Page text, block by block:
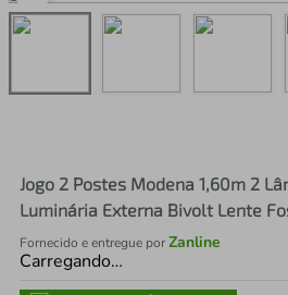
Jogo 2 Postes Modena 1,60m 2
Luminária Externa Bivolt Lente
Fornecido e entregue porZanline
Carregando…
perfume